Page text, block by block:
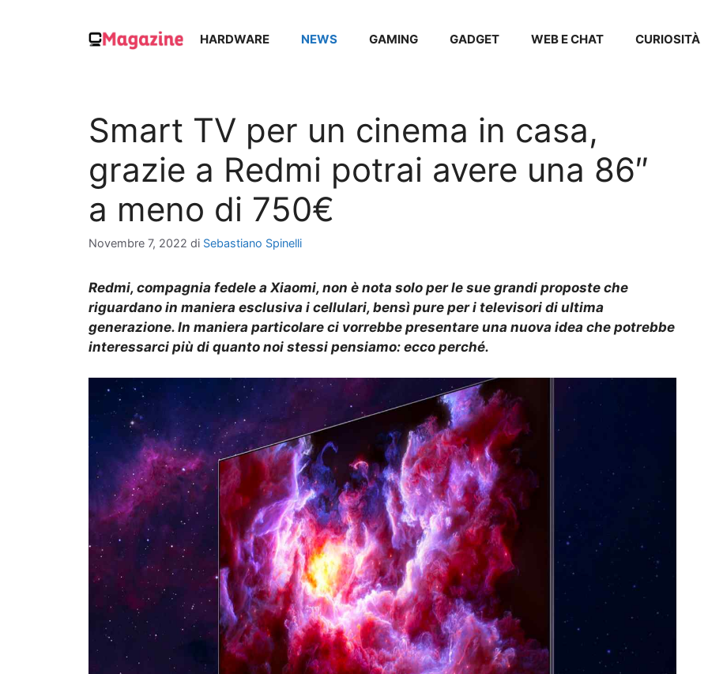
HARDWARE NEWS GAMING GADGET WEB E CHAT CURIOSITÀ
Smart TV per un cinema in casa,
grazie a Redmi potrai avere una 86″
a meno di 750€
Novembre 7, 2022 di Sebastiano Spinelli
Redmi, compagnia fedele a Xiaomi, non è nota solo per le sue grandi proposte che
riguardano in maniera esclusiva i cellulari, bensì pure per i televisori di ultima
generazione. In maniera particolare ci vorrebbe presentare una nuova idea che potrebbe
interessarci più di quanto noi stessi pensiamo: ecco perché.